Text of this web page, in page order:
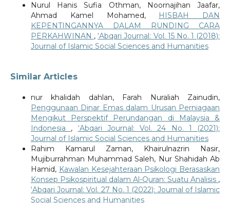
Nurul Hanis Sufia Othman, Noornajihan Jaafar,
Ahmad Kamel Mohamed, HISBAH DAN
KEPENTINGANNYA DALAM RUNDING CARA
PERKAHWINAN ,‘Abqari Journal: Vol. 15 No. 1 (2018):
Journal of Islamic Social Sciences and Humanities
Similar Articles
nur khalidah dahlan, Farah Nuraliah Zainudin,
Penggunaan Dinar Emas dalam Urusan Perniagaan
Mengikut Perspektif Perundangan di Malaysia &
Indonesia , ‘Abqari Journal: Vol. 24 No. 1 (2021):
Journal of Islamic Social Sciences and Humanities
Rahim Kamarul Zaman, Khairulnazrin Nasir,
Mujiburrahman Muhammad Saleh, Nur Shahidah Ab
Hamid, Kawalan Kesejahteraan Psikologi Berasaskan
Konsep Psikospiritual dalam Al-Quran: Suatu Analisis ,
‘Abqari Journal: Vol. 27 No. 1 (2022): Journal of Islamic
Social Sciences and Humanities